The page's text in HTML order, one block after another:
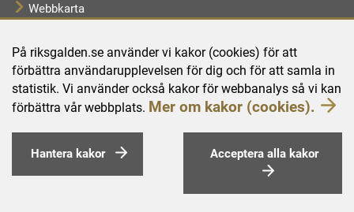
På riksgalden.se använder vi kakor (cookies) för att
förbättra användarupplevelsen för dig och för att samla in
statistik. Vi använder också kakor för webbanalys så vi kan
förbättra vår webbplats. Mer om kakor (cookies).
Hantera kakor Acceptera alla kakor
Webbkarta
Tillgänglighetsredogörelse
Behandling av personuppgifter